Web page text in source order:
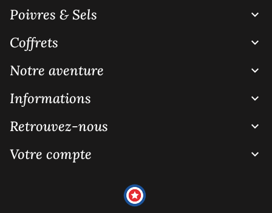
Poivres & Sels 
Coffrets 
Notre aventure 
Informations 
Retrouvez-nous 
Votre compte 